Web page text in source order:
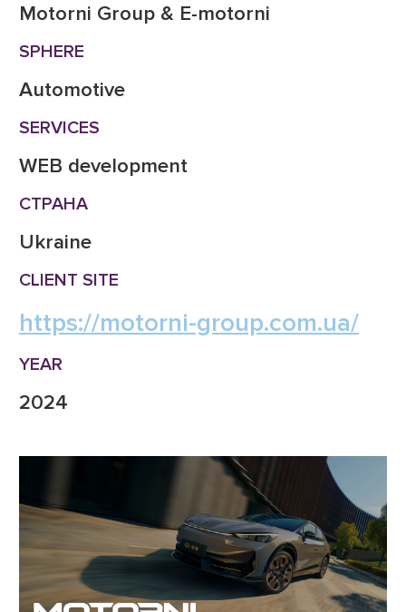
Motorni Group & E-motorni
SPHERE
Automotive
SERVICES
WEB development
СТРАНА
Ukraine
CLIENT SITE
https://motorni-group.com.ua/
YEAR
2024